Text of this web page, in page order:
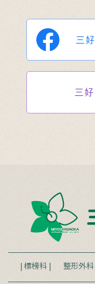
三
三
| 標榜科 | 整形外科